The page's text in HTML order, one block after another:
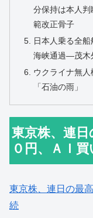
分保持は本人
範改正骨子
日本人乗る全
海峡通過―茂木
ウクライナ無
「石油の雨」
東京株、連
０円、ＡＩ
東京株、連日の最
続